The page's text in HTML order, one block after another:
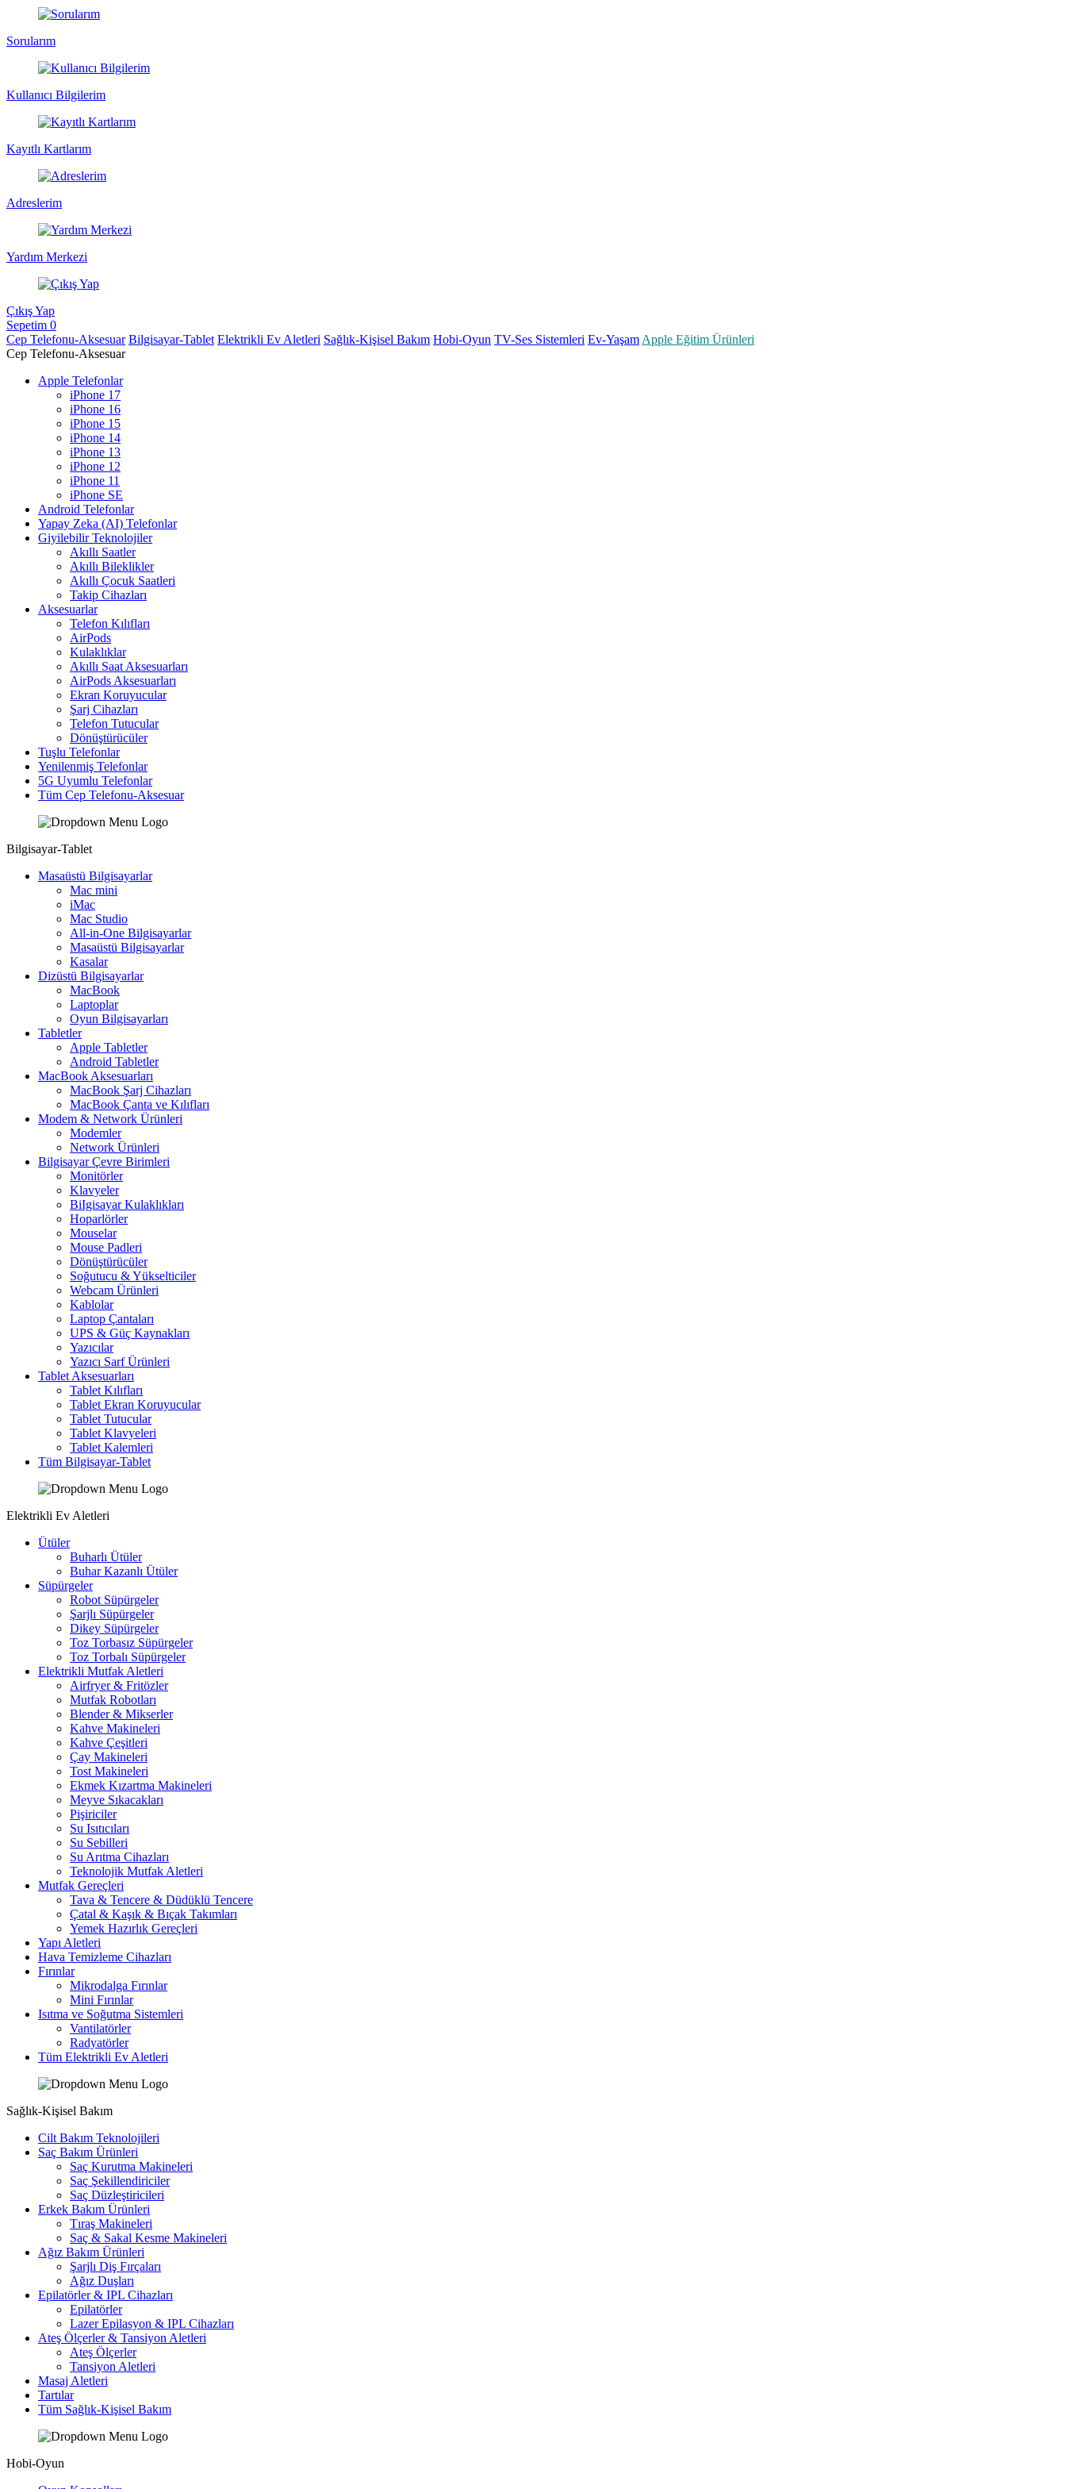
Sorularım
Kullanıcı Bilgilerim
Kayıtlı Kartlarım
Adreslerim
Yardım Merkezi
Çıkış Yap
Sepetim 0
Cep Telefonu-Aksesuar Bilgisayar-Tablet Elektrikli Ev Aletleri Sağlık-Kişisel Bakım Hobi-Oyun TV-Ses Sistemleri Ev-Yaşam Apple Eğitim Ürünleri
Cep Telefonu-Aksesuar
Apple Telefonlar
iPhone 17
iPhone 16
iPhone 15
iPhone 14
iPhone 13
iPhone 12
iPhone 11
iPhone SE
Android Telefonlar
Yapay Zeka (AI) Telefonlar
Giyilebilir Teknolojiler
Akıllı Saatler
Akıllı Bileklikler
Akıllı Çocuk Saatleri
Takip Cihazları
Aksesuarlar
Telefon Kılıfları
AirPods
Kulaklıklar
Akıllı Saat Aksesuarları
AirPods Aksesuarları
Ekran Koruyucular
Şarj Cihazları
Telefon Tutucular
Dönüştürücüler
Tuşlu Telefonlar
Yenilenmiş Telefonlar
5G Uyumlu Telefonlar
Tüm Cep Telefonu-Aksesuar
Bilgisayar-Tablet
Masaüstü Bilgisayarlar
Mac mini
iMac
Mac Studio
All-in-One Bilgisayarlar
Masaüstü Bilgisayarlar
Kasalar
Dizüstü Bilgisayarlar
MacBook
Laptoplar
Oyun Bilgisayarları
Tabletler
Apple Tabletler
Android Tabletler
MacBook Aksesuarları
MacBook Şarj Cihazları
MacBook Çanta ve Kılıfları
Modem & Network Ürünleri
Modemler
Network Ürünleri
Bilgisayar Çevre Birimleri
Monitörler
Klavyeler
BiIgisayar Kulaklıkları
Hoparlörler
Mouselar
Mouse Padleri
Dönüştürücüler
Soğutucu & Yükselticiler
Webcam Ürünleri
Kablolar
Laptop Çantaları
UPS & Güç Kaynakları
Yazıcılar
Yazıcı Sarf Ürünleri
Tablet Aksesuarları
Tablet Kılıfları
Tablet Ekran Koruyucular
Tablet Tutucular
Tablet Klavyeleri
Tablet Kalemleri
Tüm Bilgisayar-Tablet
Elektrikli Ev Aletleri
Ütüler
Buharlı Ütüler
Buhar Kazanlı Ütüler
Süpürgeler
Robot Süpürgeler
Şarjlı Süpürgeler
Dikey Süpürgeler
Toz Torbasız Süpürgeler
Toz Torbalı Süpürgeler
Elektrikli Mutfak Aletleri
Airfryer & Fritözler
Mutfak Robotları
Blender & Mikserler
Kahve Makineleri
Kahve Çeşitleri
Çay Makineleri
Tost Makineleri
Ekmek Kızartma Makineleri
Meyve Sıkacakları
Pişiriciler
Su Isıtıcıları
Su Sebilleri
Su Arıtma Cihazları
Teknolojik Mutfak Aletleri
Mutfak Gereçleri
Tava & Tencere & Düdüklü Tencere
Çatal & Kaşık & Bıçak Takımları
Yemek Hazırlık Gereçleri
Yapı Aletleri
Hava Temizleme Cihazları
Fırınlar
Mikrodalga Fırınlar
Mini Fırınlar
Isıtma ve Soğutma Sistemleri
Vantilatörler
Radyatörler
Tüm Elektrikli Ev Aletleri
Sağlık-Kişisel Bakım
Cilt Bakım Teknolojileri
Saç Bakım Ürünleri
Saç Kurutma Makineleri
Saç Şekillendiriciler
Saç Düzleştiricileri
Erkek Bakım Ürünleri
Tıraş Makineleri
Saç & Sakal Kesme Makineleri
Ağız Bakım Ürünleri
Şarjlı Diş Fırçaları
Ağız Duşları
Epilatörler & IPL Cihazları
Epilatörler
Lazer Epilasyon & IPL Cihazları
Ateş Ölçerler & Tansiyon Aletleri
Ateş Ölçerler
Tansiyon Aletleri
Masaj Aletleri
Tartılar
Tüm Sağlık-Kişisel Bakım
Hobi-Oyun